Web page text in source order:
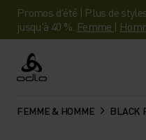
Promos d'été | Plus de
jusqu'à 40 %. Femme |
Odlo
FEMME & HOMME BLACK